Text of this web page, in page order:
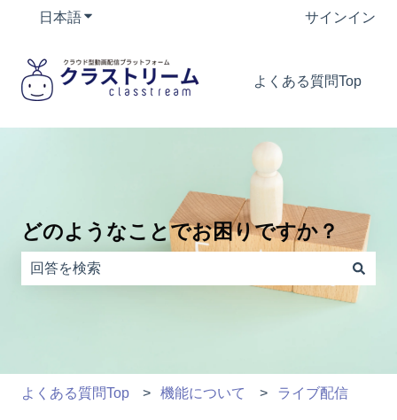
日本語翻訳のサブメニューを表示 サインイン
よくある質問Top
どのようなことでお困りですか？
検索フィールドが空なので、候補はありません。
よくある質問Top 機能について ライブ配信